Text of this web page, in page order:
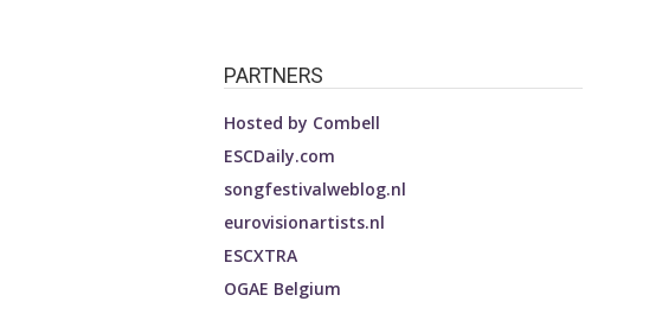
PARTNERS
Hosted by Combell
ESCDaily.com
songfestivalweblog.nl
eurovisionartists.nl
ESCXTRA
OGAE Belgium